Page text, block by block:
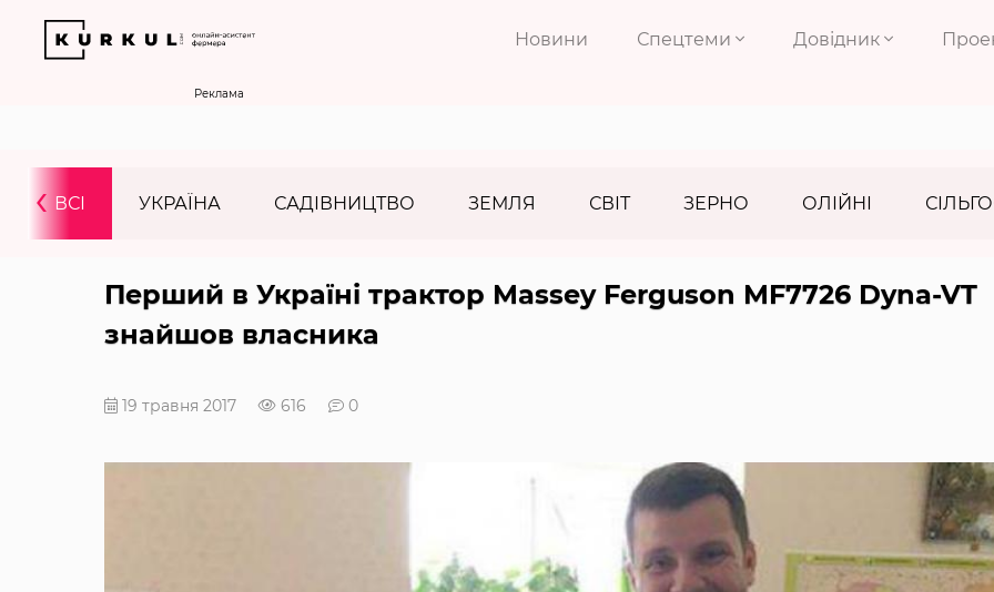
Новини Спецтеми Довідник
Реклама
ВСІ УКРАЇНА САДІВНИЦТВО ЗЕМЛЯ СВІТ ЗЕРНО ОЛІЙНІ
‹
Перший в Україні трактор Massey Ferguson MF7726 Dyna-VT
знайшов власника
19 травня 2017 616 0